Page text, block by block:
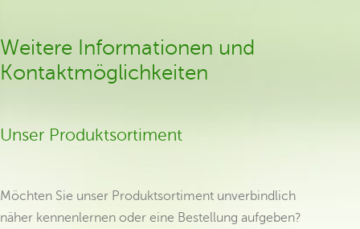
Weitere Informationen und
Kontaktmöglichkeiten
Unser Produktsortiment
Möchten Sie unser Produktsortiment unverbindlich
näher kennenlernen oder eine Bestellung aufgeben?